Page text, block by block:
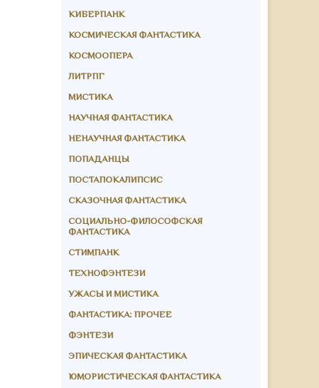
КИБЕРПАНК
КОСМИЧЕСКАЯ ФАНТАСТИКА
КОСМООПЕРА
ЛИТРПГ
МИСТИКА
НАУЧНАЯ ФАНТАСТИКА
НЕНАУЧНАЯ ФАНТАСТИКА
ПОПАДАНЦЫ
ПОСТАПОКАЛИПСИС
СКАЗОЧНАЯ ФАНТАСТИКА
СОЦИАЛЬНО-ФИЛОСОФСКАЯ
ФАНТАСТИКА
СТИМПАНК
ТЕХНОФЭНТЕЗИ
УЖАСЫ И МИСТИКА
ФАНТАСТИКА: ПРОЧЕЕ
ФЭНТЕЗИ
ЭПИЧЕСКАЯ ФАНТАСТИКА
ЮМОРИСТИЧЕСКАЯ ФАНТАСТИКА